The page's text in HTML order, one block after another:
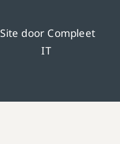
Site door Compleet
IT